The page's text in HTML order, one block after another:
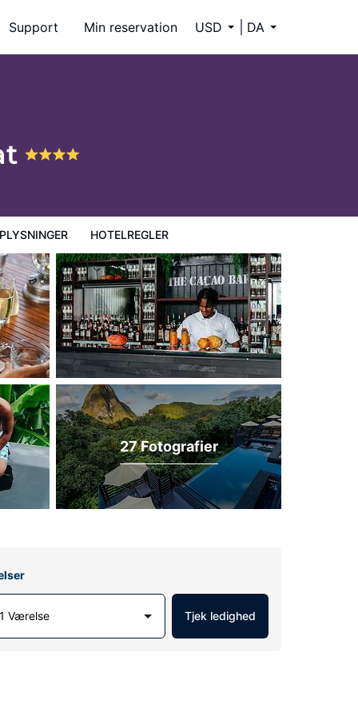
Support Min reservation USD DA
HOTELREGLER
27 Fotografier
1 Værelse Tjek ledighed